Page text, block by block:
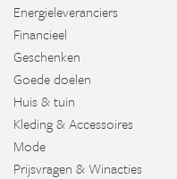
Energieleveranciers
Financieel
Geschenken
Goede doelen
Huis & tuin
Kleding & Accessoires
Mode
Prijsvragen & Winacties